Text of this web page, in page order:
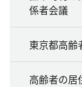
係者会議
東京都高齢
高齢者の居